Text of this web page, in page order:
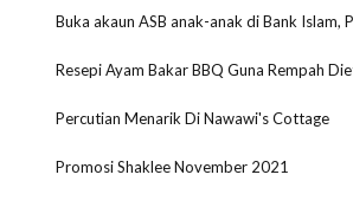
Buka akaun ASB anak-anak di Bank Islam,
Resepi Ayam Bakar BBQ Guna Rempah
Percutian Menarik Di Nawawi's Cottage
Promosi Shaklee November 2021